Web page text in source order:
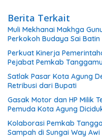
Berita Terkait
Muli Mekhanai Makhga
Perkokoh Budaya Sai
Perkuat Kinerja
Pejabat Pemkab
Satlak Pasar Kota Agung
Retribusi dari Bupati
Gasak Motor dan HP Milik
Pemuda Kota Agung
Kolaborasi Pemkab
Sampah di Sungai Way Awi